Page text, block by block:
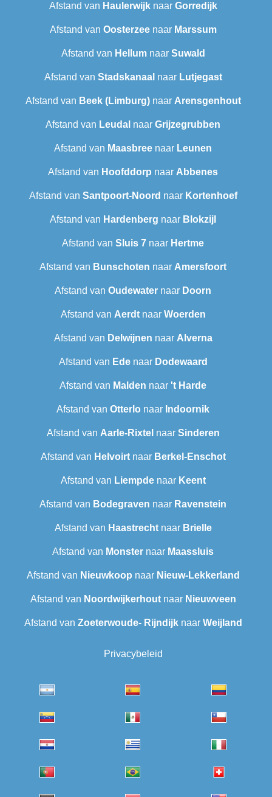
Afstand van Haulerwijknaar Gorredijk
Afstand van Oosterzeenaar Marssum
Afstand van Hellumnaar Suwald
Afstand van Stadskanaal naar Lutjegast
Afstand van Beek (Limburg)naar Arensgenhout
Afstand van Leudal‎ naar Grijzegrubben
Afstand van Maasbree naar Leunen
Afstand van Hoofddorp naar Abbenes
Afstand van Santpoort-Noord naar Kortenhoef
Afstand van Hardenberg naar Blokzijl
Afstand van Sluis 7 naar Hertme
Afstand van Bunschoten naar Amersfoort
Afstand van Oudewater naar Doorn
Afstand van Aerdtnaar Woerden
Afstand van Delwijnen naar Alverna
Afstand van Edenaar Dodewaard
Afstand van Malden naar 't Harde
Afstand van Otterlo naar Indoornik
Afstand van Aarle-Rixtel naar Sinderen
Afstand van Helvoirtnaar Berkel-Enschot
Afstand van Liempdenaar Keent
Afstand van Bodegraven naar Ravenstein
Afstand van Haastrechtnaar Brielle
Afstand van Monster naar Maassluis
Afstand van Nieuwkoop naar Nieuw-Lekkerland
Afstand van Noordwijkerhoutnaar Nieuwveen
Afstand van Zoeterwoude- Rijndijknaar Weijland
Privacybeleid